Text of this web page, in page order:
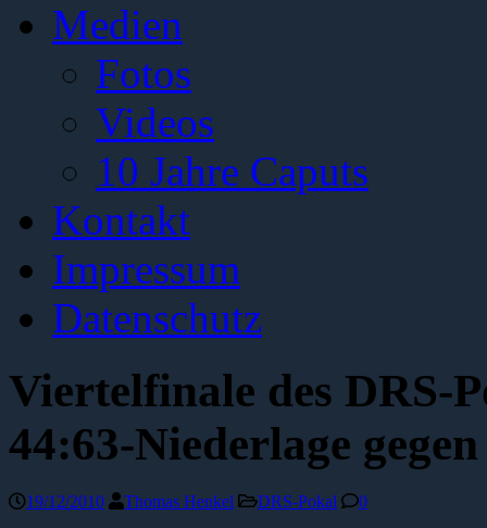
Medien
Fotos
Videos
10 Jahre Caputs
Kontakt
Impressum
Datenschutz
Viertelfinale des DRS-
44:63-Niederlage
19/12/2010 Thomas Henkel DRS-Pokal 0